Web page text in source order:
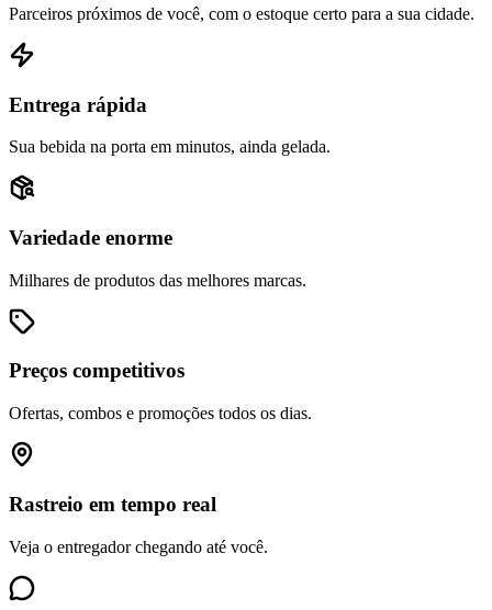
Parceiros próximos de você, com o estoque certo para a sua cidade.
Entrega rápida
Sua bebida na porta em minutos, ainda gelada.
Variedade enorme
Milhares de produtos das melhores marcas.
Preços competitivos
Ofertas, combos e promoções todos os dias.
Rastreio em tempo real
Veja o entregador chegando até você.